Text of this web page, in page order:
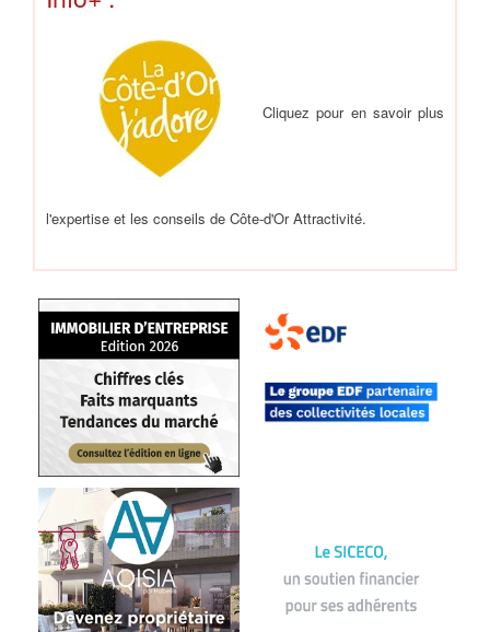
Cliquez pour en savoir plus
l'expertise et les conseils de Côte-d'Or Attractivité.